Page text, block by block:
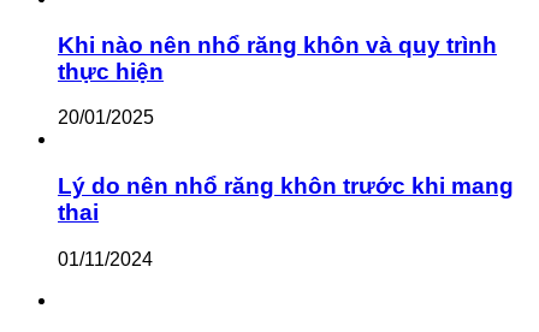
Khi nào nên nhổ răng khôn và quy trình
thực hiện
20/01/2025
Lý do nên nhổ răng khôn trước khi mang
thai
01/11/2024